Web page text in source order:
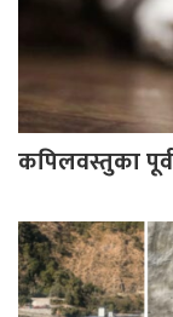
कपिलवस्तुका